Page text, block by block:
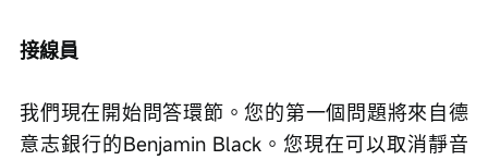
接線員
我們現在開始問答環節。您的第一個問題將來自德
意志銀行的Benjamin Black。您現在可以取消靜音